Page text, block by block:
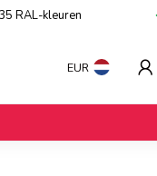
RAL-kleuren
EUR